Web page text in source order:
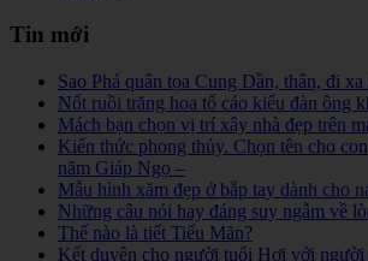
Tin mới
Sao Phá quân tọa Cung Dần, thân, đi
Nốt ruồi trăng hoa tố cáo kiểu đàn ông
Mách bạn chọn vị trí xây nhà đẹp trên
Kiến thức phong thủy. Chọn tên cho
năm Giáp Ngọ –
Mẫu hình xăm đẹp ở bắp tay dành cho
Những câu nói hay đáng suy ngẫm về
Thế nào là tiết Tiểu Mãn?
Kết duyên cho người tuổi Hợi với